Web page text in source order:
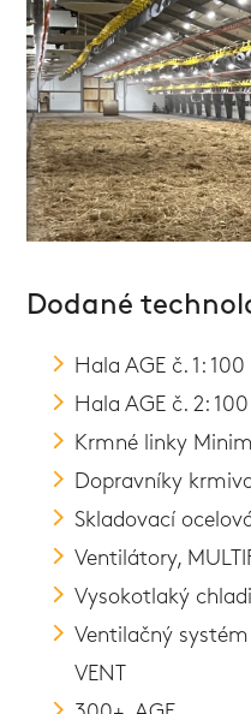
Dodané
Hala AGE č. 1:
Hala AGE č. 2:
Krmné linky
Dopravníky
Skladovací
Ventilátory,
Vysokotlaký
Ventilačný
VENT